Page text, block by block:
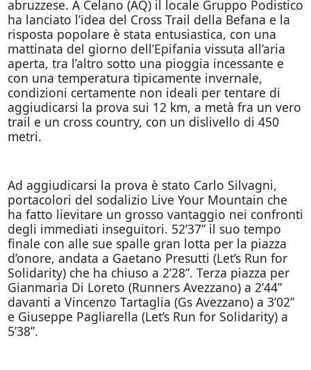
abruzzese. A Celano (AQ) il locale Gruppo Podistico
ha lanciato l’idea del Cross Trail della Befana e la
risposta popolare è stata entusiastica, con una
mattinata del giorno dell’Epifania vissuta all’aria
aperta, tra l’altro sotto una pioggia incessante e
con una temperatura tipicamente invernale,
condizioni certamente non ideali per tentare di
aggiudicarsi la prova sui 12 km, a metà fra un vero
trail e un cross country, con un dislivello di 450
metri.
Ad aggiudicarsi la prova è stato Carlo Silvagni,
portacolori del sodalizio Live Your Mountain che
ha fatto lievitare un grosso vantaggio nei confronti
degli immediati inseguitori. 52’37” il suo tempo
finale con alle sue spalle gran lotta per la piazza
d’onore, andata a Gaetano Presutti (Let’s Run for
Solidarity) che ha chiuso a 2’28”. Terza piazza per
Gianmaria Di Loreto (Runners Avezzano) a 2’44”
davanti a Vincenzo Tartaglia (Gs Avezzano) a 3’02”
e Giuseppe Pagliarella (Let’s Run for Solidarity) a
5’38”.